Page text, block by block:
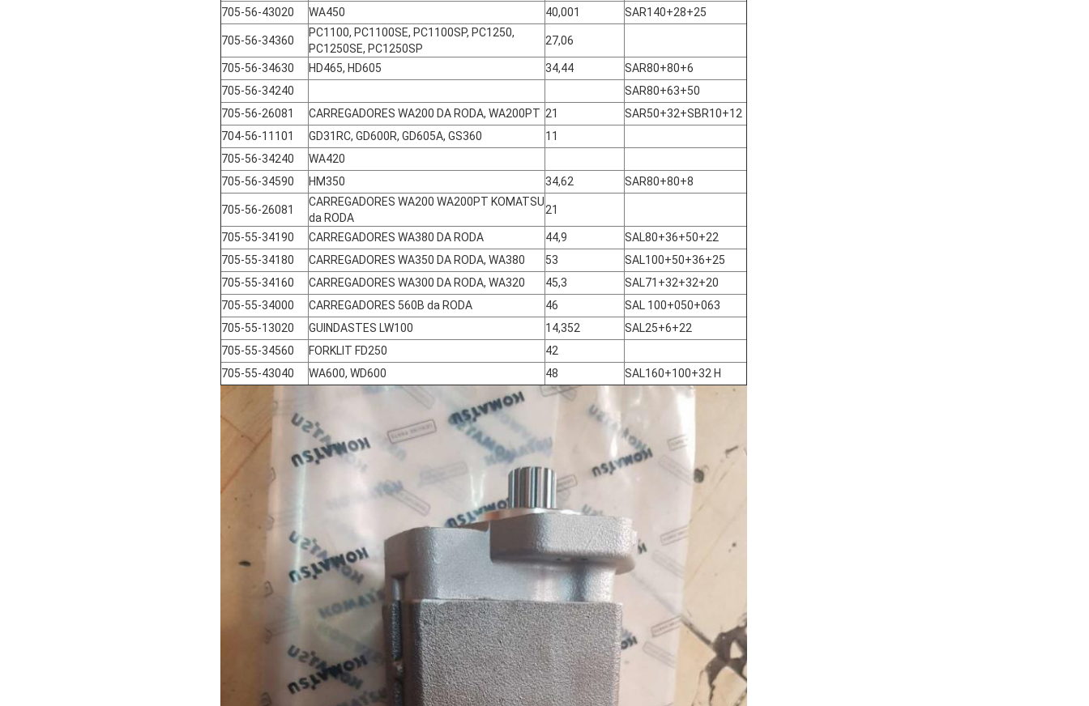
705-56-43020
WA450 40,001 SAR140+28+25
705-56-34360
PC1100, PC1100SE, PC1100SP, PC1250,
PC1250SE, PC1250SP
27,06
705-56-34630 HD465, HD605 34,44
SAR80+80+6
705-56-34240
SAR80+63+50
705-56-26081
CARREGADORES WA200 DA RODA, WA200PT 21
SAR50+32+SBR10+12
704-56-11101
GD31RC, GD600R, GD605A, GS360
11
705-56-34240
WA420
705-56-34590
HM350 34,62 SAR80+80+8
705-56-26081
CARREGADORES WA200 WA200PT KOMATSU
da RODA
21
705-55-34190 CARREGADORES WA380 DA RODA 44,9
SAL80+36+50+22
705-55-34180
CARREGADORES WA350 DA RODA, WA380 53
SAL100+50+36+25
705-55-34160
CARREGADORES WA300 DA RODA, WA320 45,3
SAL71+32+32+20
705-55-34000
CARREGADORES 560B da RODA 46
SAL 100+050+063
705-55-13020
GUINDASTES LW100 14,352
SAL25+6+22
705-55-34560
FORKLIT FD250
42
705-55-43040
WA600, WD600 48 SAL160+100+32 H